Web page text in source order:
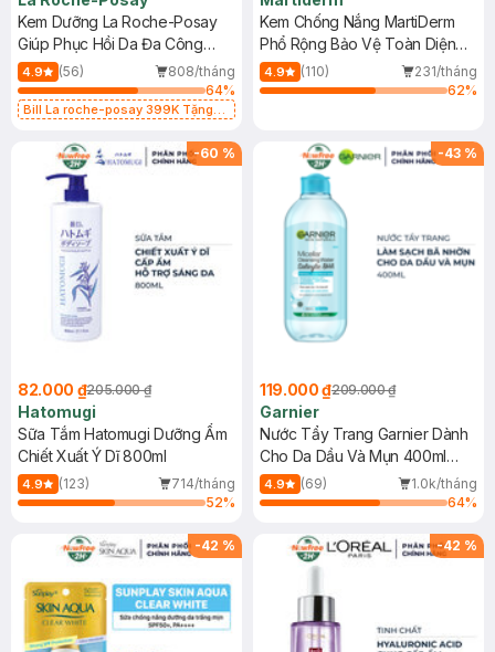
Kem Dưỡng La Roche-Posay
Giúp Phục Hồi Da Đa Công
Dụng 40ml
4.9 (56)
808/tháng
64%
Bill La roche-posay 399K Tặng
(SL có hạn)
Kem Chống Nắng MartiDerm
Phổ Rộng Bảo Vệ Toàn Diện
40ml
4.9 (110)
231/tháng
62%
-60 %
82.000 ₫205.000 ₫
Hatomugi
Sữa Tắm Hatomugi Dưỡng Ẩm
Chiết Xuất Ý Dĩ 800ml
4.9 (123)
714/tháng
52%
-43 %
119.000 ₫209.000 ₫
Garnier
Nước Tẩy Trang Garnier Dành
Cho Da Dầu Và Mụn 400ml
(Mới)
4.9 (69)
1.0k/tháng
64%
-42 % -42 %